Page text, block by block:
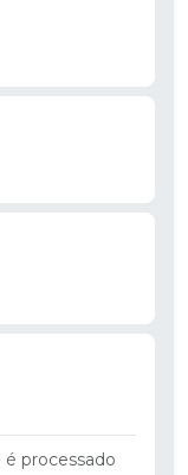
processado